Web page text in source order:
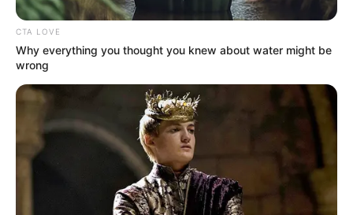
CTA LOVE
Why everything you thought you knew about water might be
wrong